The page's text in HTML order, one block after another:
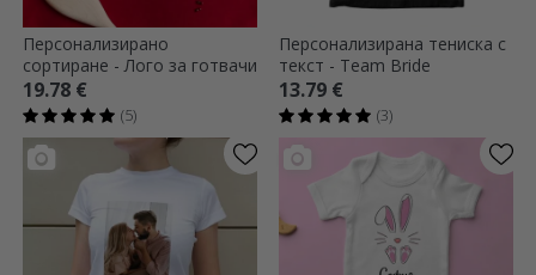
Персонализирано
сортиране - Лого за готвачи
19.78 €
(5)
Персонализирана тениска с
текст - Team Bride
13.79 €
(3)